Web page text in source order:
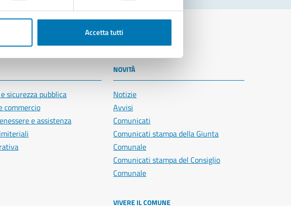
Accetta tutti
sicurezza pubblica
commercio
e assistenza
NOVITÀ
Notizie
Avvisi
Comunicati
Comunicati stampa della Giunta
Comunale
Comunicati stampa del Consiglio
Comunale
VIVERE IL COMUNE